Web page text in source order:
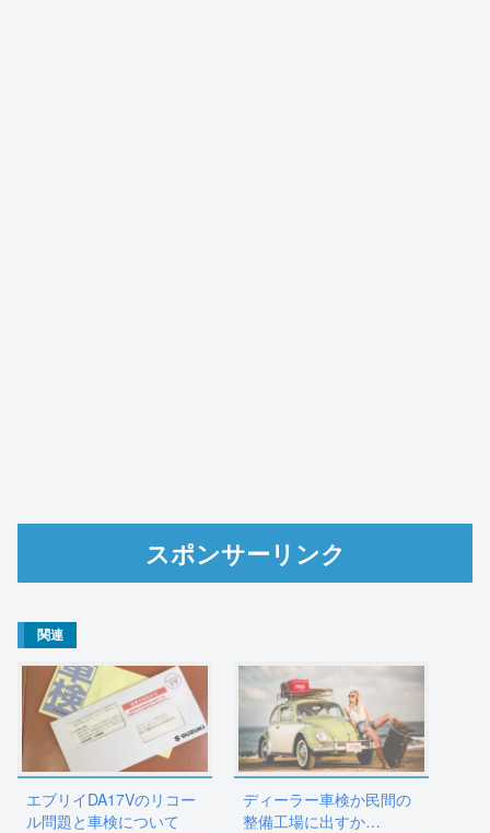
スポンサーリンク
関連
エブリイDA17Vのリコー
ル問題と車検について
ディーラー車検か民間の
整備工場に出すか…